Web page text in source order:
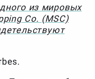
из мировых
Co. (MSC)